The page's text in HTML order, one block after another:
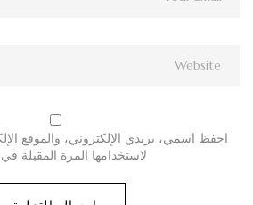
احفظ اسمي، بريدي الإلكتروني، والموقع
لاستخدامها المرة المقبلة